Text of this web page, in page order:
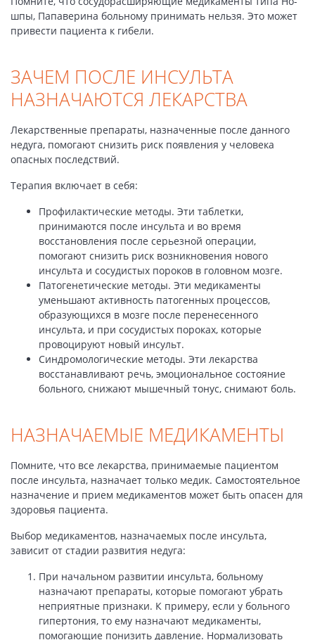
шпы, Папаверина больному принимать нельзя. Это может
привести пациента к гибели.
ЗАЧЕМ ПОСЛЕ ИНСУЛЬТА
НАЗНАЧАЮТСЯ ЛЕКАРСТВА
Лекарственные препараты, назначенные после данного
недуга, помогают снизить риск появления у человека
опасных последствий.
Терапия включает в себя:
Профилактические методы. Эти таблетки,
принимаются после инсульта и во время
восстановления после серьезной операции,
помогают снизить риск возникновения нового
инсульта и сосудистых пороков в головном мозге.
Патогенетические методы. Эти медикаменты
уменьшают активность патогенных процессов,
образующихся в мозге после перенесенного
инсульта, и при сосудистых пороках, которые
провоцируют новый инсульт.
Синдромологические методы. Эти лекарства
восстанавливают речь, эмоциональное состояние
больного, снижают мышечный тонус, снимают боль.
НАЗНАЧАЕМЫЕ МЕДИКАМЕНТЫ
Помните, что все лекарства, принимаемые пациентом
после инсульта, назначает только медик. Самостоятельное
назначение и прием медикаментов может быть опасен для
здоровья пациента.
Выбор медикаментов, назначаемых после инсульта,
зависит от стадии развития недуга:
При начальном развитии инсульта, больному
назначают препараты, которые помогают убрать
неприятные признаки. К примеру, если у больного
гипертония, то ему назначают медикаменты,
помогающие понизить давление. Нормализовать